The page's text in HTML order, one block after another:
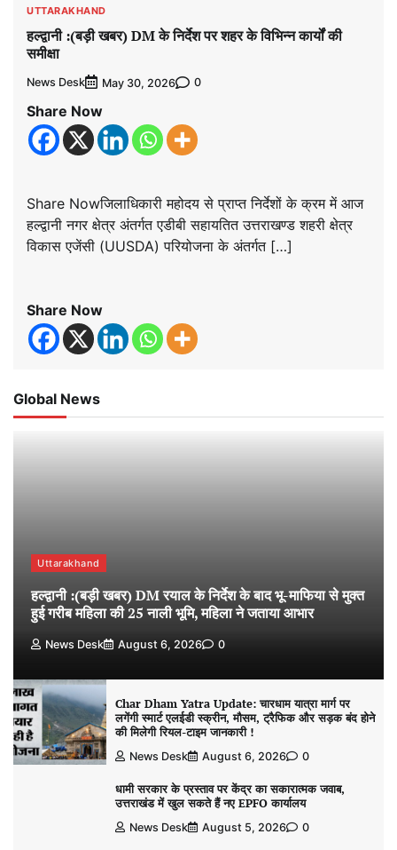
UTTARAKHAND
हल्द्वानी :(बड़ी खबर) DM के निर्देश पर शहर के विभिन्न कार्यों की
समीक्षा
News Desk May 30, 2026 0
Share Now
Share Nowजिलाधिकारी महोदय से प्राप्त निर्देशों के क्रम में आज
हल्द्वानी नगर क्षेत्र अंतर्गत एडीबी सहायतित उत्तराखण्ड शहरी क्षेत्र
विकास एजेंसी (UUSDA) परियोजना के अंतर्गत […]
Share Now
Global News
Uttarakhand
हल्द्वानी :(बड़ी खबर) DM रयाल के निर्देश के बाद भू-माफिया से मुक्त
हुई गरीब महिला की 25 नाली भूमि, महिला ने जताया आभार
News Desk August 6, 2026 0
Char Dham Yatra Update: चारधाम यात्रा मार्ग पर
लगेंगी स्मार्ट एलईडी स्क्रीन, मौसम, ट्रैफिक और सड़क बंद होने
की मिलेगी रियल-टाइम जानकारी !
News Desk August 6, 2026 0
धामी सरकार के प्रस्ताव पर केंद्र का सकारात्मक जवाब,
उत्तराखंड में खुल सकते हैं नए EPFO कार्यालय
News Desk August 5, 2026 0